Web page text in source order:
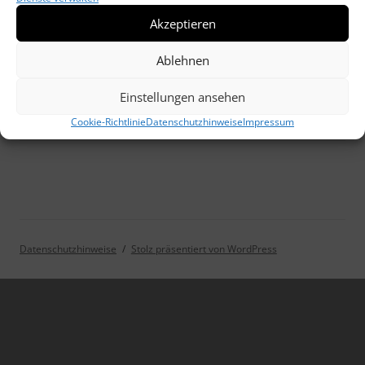
Akzeptieren
Ablehnen
Einstellungen ansehen
Cookie-RichtlinieDatenschutzhinweiseImpressum
Weilimdorf vor ca. 7.000 Jahren, eine Zeichnung von David Elsworth
Datenschutzhinweise Stolz präsentiert von WordPress